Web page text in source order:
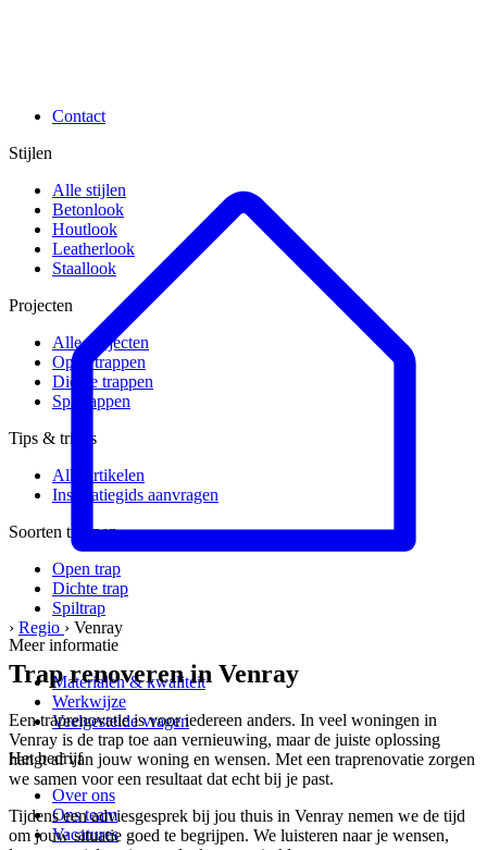
Contact
Stijlen
Alle stijlen
Betonlook
Houtlook
Leatherlook
Staallook
Projecten
Alle projecten
Open trappen
Dichte trappen
Spiltrappen
Tips & tricks
Alle artikelen
Inspiratiegids aanvragen
Soorten trappen
Open trap
Dichte trap
Spiltrap
Meer informatie
Materialen & kwaliteit
Werkwijze
Veelgestelde vragen
Het bedrijf
Over ons
Ons team
Vacatures
› Regio › Venray
Trap renoveren in Venray
Een traprenovatie is voor iedereen anders. In veel woningen in
Venray is de trap toe aan vernieuwing, maar de juiste oplossing
hangt af van jouw woning en wensen. Met een traprenovatie zorgen
we samen voor een resultaat dat echt bij je past.
Tijdens een adviesgesprek bij jou thuis in Venray nemen we de tijd
om jouw situatie goed te begrijpen. We luisteren naar je wensen,